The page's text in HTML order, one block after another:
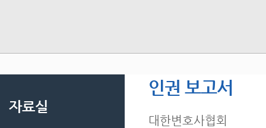
자료실
인권 보고서
대한변호사협회